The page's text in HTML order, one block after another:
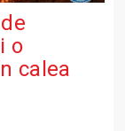
o
calea